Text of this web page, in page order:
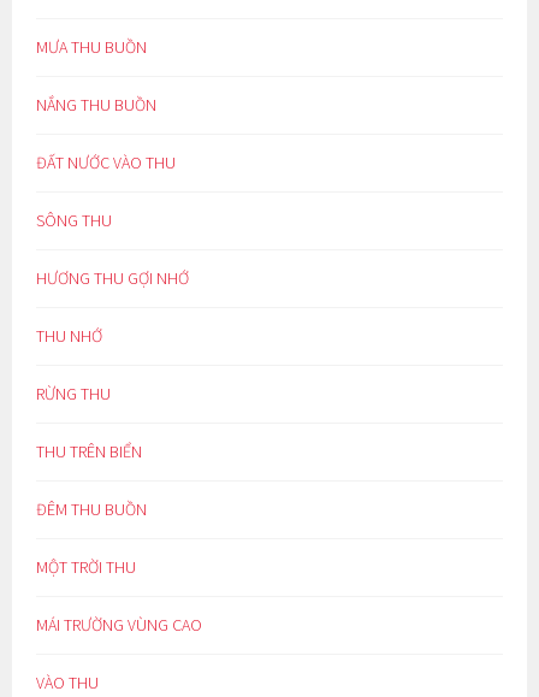
MƯA THU BUỒN
NẮNG THU BUỒN
ĐẤT NƯỚC VÀO THU
SÔNG THU
HƯƠNG THU GỢI NHỚ
THU NHỚ
RỪNG THU
THU TRÊN BIỂN
ĐÊM THU BUỒN
MỘT TRỜI THU
MÁI TRƯỜNG VÙNG CAO
VÀO THU